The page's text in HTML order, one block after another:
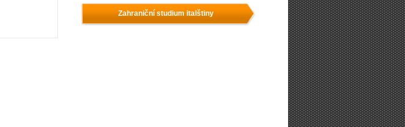
Zahraniční studium italštiny